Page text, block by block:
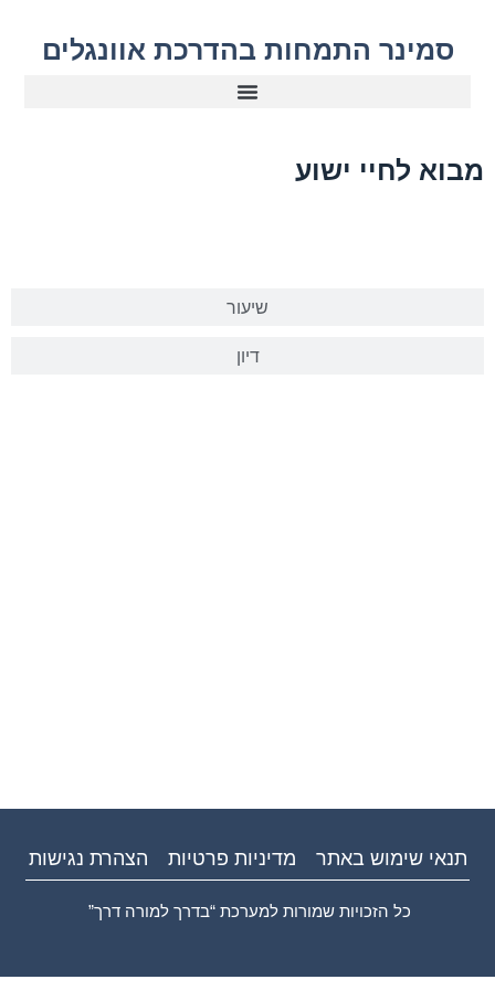
סמינר התמחות בהדרכת אוונגלים
מבוא לחיי ישוע
שיעור
דיון
תנאי שימוש באתר מדיניות פרטיות הצהרת נגישות
כל הזכויות שמורות למערכת “בדרך למורה דרך”